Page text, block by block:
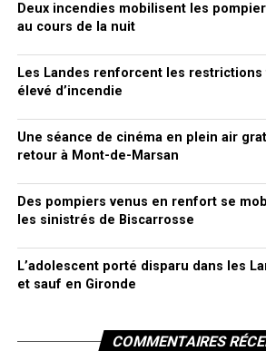
Deux incendies mobilisent les
au cours de la nuit
Les Landes renforcent les
élevé d’incendie
Une séance de cinéma en plein air
retour à Mont-de-Marsan
Des pompiers venus en renfort se
les sinistrés de Biscarrosse
L’adolescent porté disparu dans les
et sauf en Gironde
COMMENTAIRES